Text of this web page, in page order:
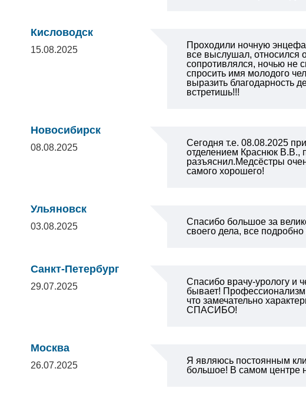
Кисловодск
15.08.2025
Проходили ночную
все выслушал, относился
сопротивлялся, ночью не
спросить имя молодого
выразить благодарность
встретишь!!!
Новосибирск
08.08.2025
Сегодня т.е. 08.08.2025
отделением Краснюк В.В.,
разъяснил.Медсёстры
самого хорошего!
Ульяновск
03.08.2025
Спасибо большое за
своего дела, все
Санкт-Петербург
29.07.2025
Спасибо врачу-урологу и
бывает!
что замечательно
СПАСИБО!
Москва
26.07.2025
Я являюсь постоянным
большое! В самом центре